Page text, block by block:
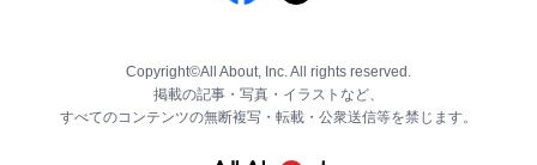
Copyright©All About, Inc. All rights reserved.
掲載の記事・写真・イラストなど、
すべてのコンテンツの無断複写・転載・公衆送信等を禁じます。